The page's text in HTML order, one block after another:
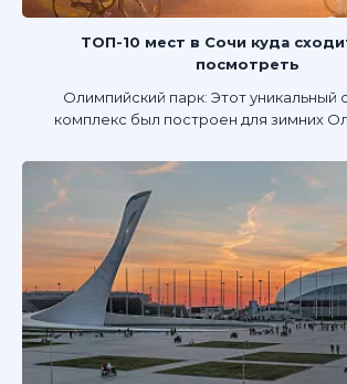
ТОП-10 мест в Сочи куда
посмотреть
Олимпийский парк: Этот уникальный
комплекс был построен для зимних